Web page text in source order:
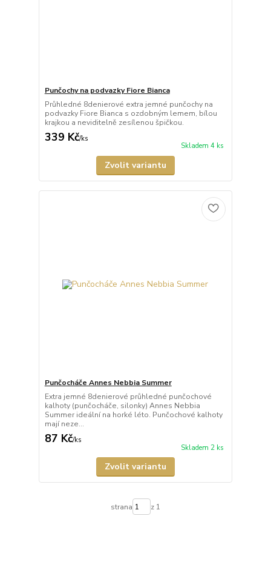
Punčochy na podvazky Fiore Bianca
Průhledné 8denierové extra jemné punčochy na
podvazky Fiore Bianca s ozdobným lemem, bílou
krajkou a neviditelně zesílenou špičkou.
339 Kč/ks
Skladem 4 ks
Zvolit variantu
Punčocháče Annes Nebbia Summer
Extra jemné 8denierové průhledné punčochové
kalhoty (punčocháče, silonky) Annes Nebbia
Summer ideální na horké léto. Punčochové kalhoty
mají neze...
87 Kč/ks
Skladem 2 ks
Zvolit variantu
strana z 1